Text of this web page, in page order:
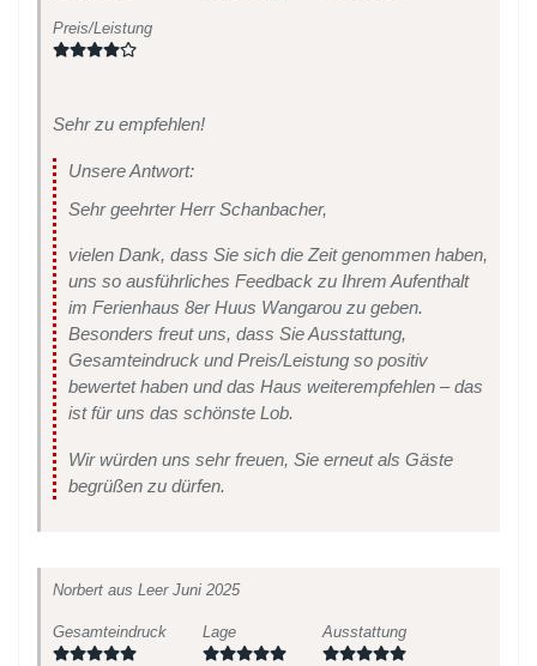
Preis/Leistung
Sehr zu empfehlen!
Unsere Antwort:
Sehr geehrter Herr Schanbacher,
vielen Dank, dass Sie sich die Zeit genommen haben,
uns so ausführliches Feedback zu Ihrem Aufenthalt
im Ferienhaus 8er Huus Wangarou zu geben.
Besonders freut uns, dass Sie Ausstattung,
Gesamteindruck und Preis/Leistung so positiv
bewertet haben und das Haus weiterempfehlen – das
ist für uns das schönste Lob.
Wir würden uns sehr freuen, Sie erneut als Gäste
begrüßen zu dürfen.
Norbert aus Leer Juni 2025
Gesamteindruck Lage Ausstattung